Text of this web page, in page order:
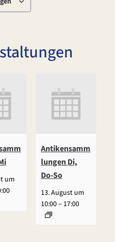
um
Antikensamm
lungen Di,
Do-So
13. August um
10:00– 17:00